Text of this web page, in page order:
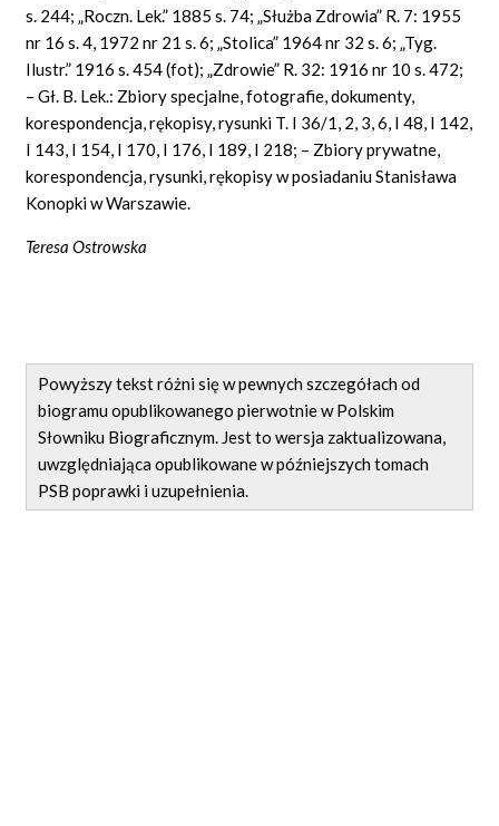
s. 244; „Roczn. Lek.” 1885 s. 74; „Służba Zdrowia” R. 7: 1955
nr 16 s. 4, 1972 nr 21 s. 6; „Stolica” 1964 nr 32 s. 6; „Tyg.
Ilustr.” 1916 s. 454 (fot); „Zdrowie” R. 32: 1916 nr 10 s. 472;
– Gł. B. Lek.: Zbiory specjalne, fotografie, dokumenty,
korespondencja, rękopisy, rysunki T. I 36/1, 2, 3, 6, I 48, I 142,
I 143, I 154, I 170, I 176, I 189, I 218; – Zbiory prywatne,
korespondencja, rysunki, rękopisy w posiadaniu Stanisława
Konopki w Warszawie.
Teresa Ostrowska
Powyższy tekst różni się w pewnych szczegółach od
biogramu opublikowanego pierwotnie w Polskim
Słowniku Biograficznym. Jest to wersja zaktualizowana,
uwzględniająca opublikowane w późniejszych tomach
PSB poprawki i uzupełnienia.